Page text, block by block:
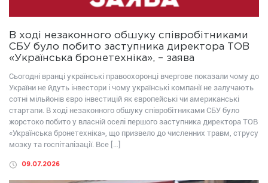
В ході незаконного обшуку співробітниками
СБУ було побито заступника директора ТОВ
«Українська бронетехніка», – заява
Сьогодні вранці українські правоохоронці вчергове показали чому до
України не йдуть інвестори і чому українські компанії не залучають
сотні мільйонів євро інвестицій як європейські чи американські
стартапи. В ході незаконного обшуку співробітниками СБУ було
жорстоко побито у власній оселі першого заступника директора ТОВ
«Українська бронетехніка», що призвело до численних травм, струсу
мозку та госпіталізації. Все […]
09.07.2026